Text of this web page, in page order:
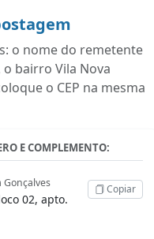
o nome do remetente
bairro Vila Nova
o CEP na mesma
E COMPLEMENTO:
Gonçalves
02, apto.
Copiar